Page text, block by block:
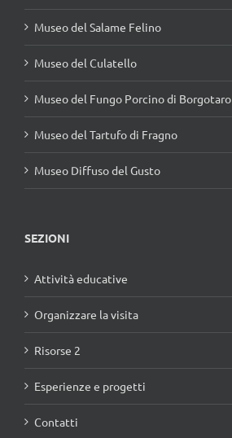
Museo del Salame Felino
Museo del Culatello
Museo del Fungo Porcino di Borgotaro
Museo del Tartufo di Fragno
Museo Diffuso del Gusto
SEZIONI
Attività educative
Organizzare la visita
Risorse 2
Esperienze e progetti
Contatti